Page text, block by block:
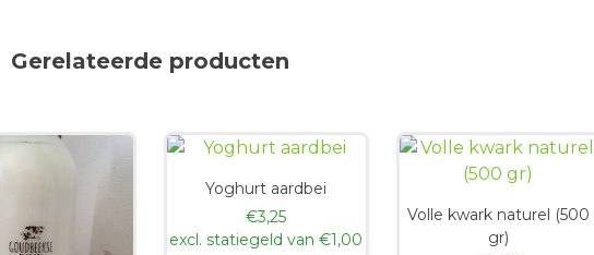
Gerelateerde producten
Yoghurt aardbei
€3,25
excl. statiegeld van€1,00
Volle kwark naturel (500
gr)